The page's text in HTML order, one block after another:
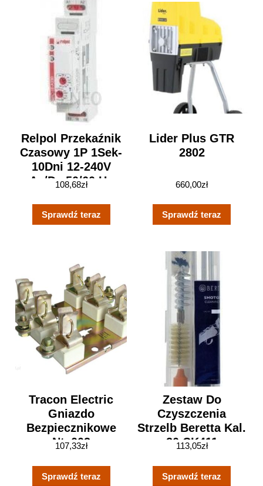
Relpol Przekaźnik
Czasowy 1P 1Sek-
10Dni 12-240V
Ac/Dc 50/60 Hz
Załączenie Rpc-1E-
Uni (863193)
108,68zł
Sprawdź teraz
Lider Plus GTR
2802
660,00zł
Sprawdź teraz
Tracon Electric
Gniazdo
Bezpiecznikowe
Nta003
107,33zł
Sprawdź teraz
Zestaw Do
Czyszczenia
Strzelb Beretta Kal.
20 CK411
TTACK411) KR
113,05zł
Sprawdź teraz